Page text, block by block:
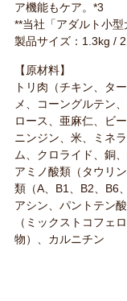
ア機能もケア。*3
**当社「アダルト小
製品サイズ：1.3kg /
【原材料】
トリ肉（チキン、タ
メ、コーングルテン
ロース、亜麻仁、ビ
ニンジン、米、ミネ
ム、クロライド、銅
アミノ酸類（タウリ
類（A、B1、B2、B6
アシン、パントテン
（ミックストコフェ
物）、カルニチン